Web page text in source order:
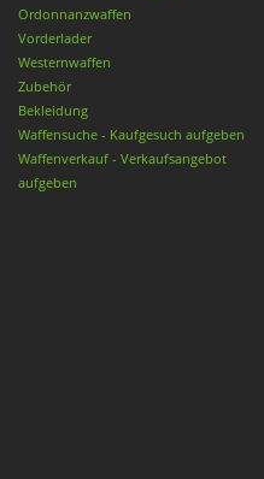
Ordonnanzwaffen
Vorderlader
Westernwaffen
Zubehör
Bekleidung
Waffensuche - Kaufgesuch aufgeben
Waffenverkauf - Verkaufsangebot
aufgeben